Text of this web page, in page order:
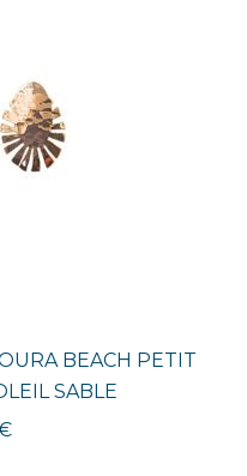
BEACH PETIT
SABLE